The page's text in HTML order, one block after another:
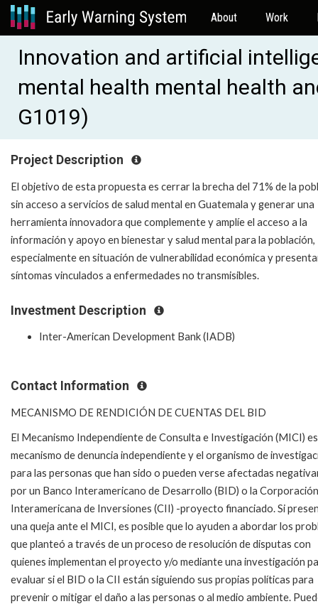
About Work
Innovation and artificial
mental health mental health
G1019)
Project Description
El objetivo de esta propuesta es cerrar la brecha del 71% de la
sin acceso a servicios de salud mental en Guatemala y generar una
herramienta innovadora que complemente y amplíe el acceso a la
información y apoyo en bienestar y salud mental para la población,
especialmente en situación de vulnerabilidad económica y
síntomas vinculados a enfermedades no transmisibles.
Investment Description
Inter-American Development Bank (IADB)
Contact Information
MECANISMO DE RENDICIÓN DE CUENTAS DEL BID
El Mecanismo Independiente de Consulta e Investigación (MICI)
mecanismo de denuncia independiente y el organismo de
para las personas que han sido o pueden verse afectadas
por un Banco Interamericano de Desarrollo (BID) o la Corporación
Interamericana de Inversiones (CII) -proyecto financiado.Si
una queja ante el MICI, es posible que lo ayuden a abordar los
que planteó a través de un proceso de resolución de disputas con
quienes implementan el proyecto y/o mediante una investigación
evaluar si el BID o la CII están siguiendo sus propias políticas para
prevenir o mitigar el daño a las personas o al medio ambiente.